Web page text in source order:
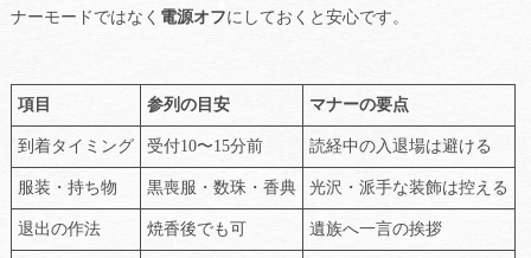
ナーモードではなく 電源オフにしておくと安心です。
項目 参列の目安 マナーの要点
到着タイミング 受付10〜15分前 読経中の入退場は避ける
服装・持ち物 黒喪服・数珠・香典 光沢・派手な装飾は控える
退出の作法 焼香後でも可 遺族へ一言の挨拶